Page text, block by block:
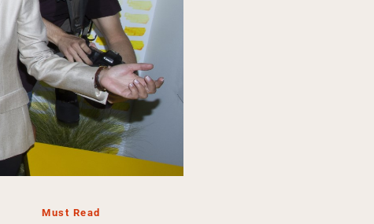
Must Read